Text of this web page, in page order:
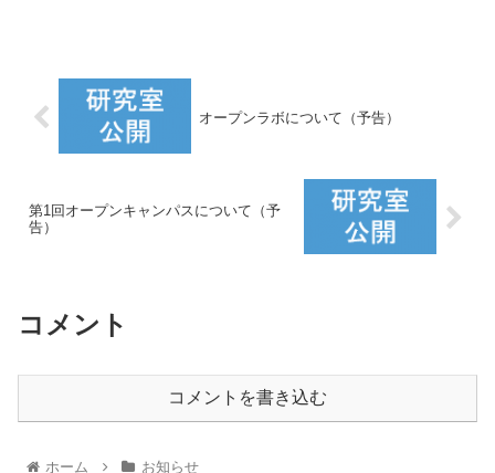
オープンラボについて（予告）
第1回オープンキャンパスについて（予
告）
コメント
コメントを書き込む
ホーム お知らせ